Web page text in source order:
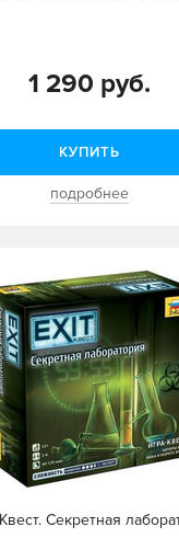
1 290 руб.
КУПИТЬ
подробнее
Секретная